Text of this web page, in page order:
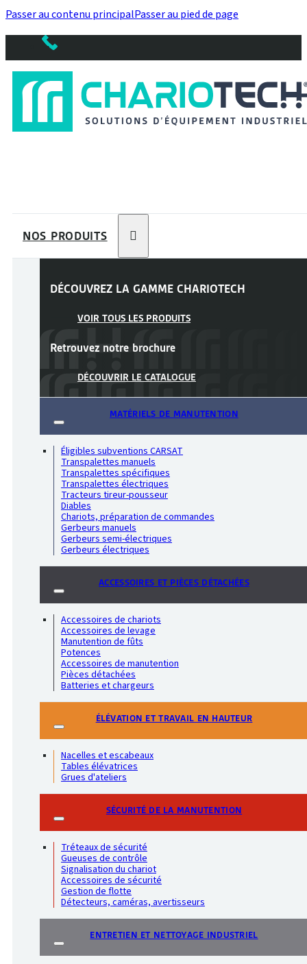
Passer au contenu principalPasser au pied de page
NOS PRODUITS
DÉCOUVREZ LA GAMME CHARIOTECH
VOIR TOUS LES PRODUITS
Retrouvez notre brochure
DÉCOUVRIR LE CATALOGUE
MATÉRIELS DE MANUTENTION
Éligibles subventions CARSAT
Transpalettes manuels
Transpalettes spécifiques
Transpalettes électriques
Tracteurs tireur-pousseur
Diables
Chariots, préparation de commandes
Gerbeurs manuels
Gerbeurs semi-électriques
Gerbeurs électriques
ACCESSOIRES ET PIÈCES DÉTACHÉES
Accessoires de chariots
Accessoires de levage
Manutention de fûts
Potences
Accessoires de manutention
Pièces détachées
Batteries et chargeurs
ÉLÉVATION ET TRAVAIL EN HAUTEUR
Nacelles et escabeaux
Tables élévatrices
Grues d'ateliers
SÉCURITÉ DE LA MANUTENTION
Tréteaux de sécurité
Gueuses de contrôle
Signalisation du chariot
Accessoires de sécurité
Gestion de flotte
Détecteurs, caméras, avertisseurs
ENTRETIEN ET NETTOYAGE INDUSTRIEL